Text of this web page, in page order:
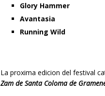
Glory Hammer
Avantasia
Running Wild
La proxima edicion del festival
Zam de Santa Coloma de